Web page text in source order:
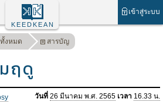
เข้าสู่ระบบ
KEEDKEAN
งหมด สารบัญ
ฤดู
วันที่ 26 มีนาคม พ.ศ. 2565 เวลา 16.33 น.